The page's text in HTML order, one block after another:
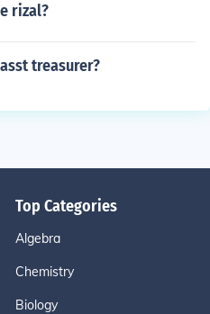
rizal?
treasurer?
Top Categories
Algebra
Chemistry
Biology